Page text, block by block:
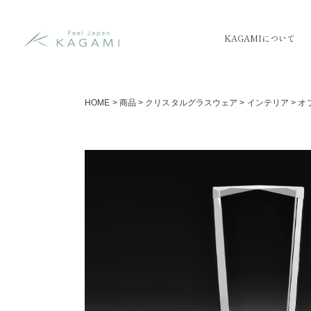
KAGAMIについて
HOME > 商品 > クリスタルグラスウェア > インテリア > オ